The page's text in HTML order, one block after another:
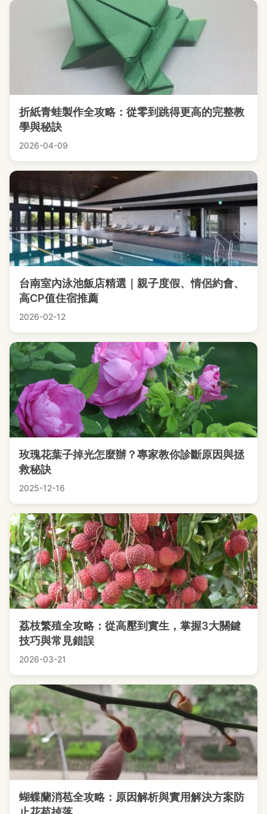
折紙青蛙製作全攻略：從零到跳得更高的完整教
學與秘訣
2026-04-09
台南室內泳池飯店精選｜親子度假、情侶約會、
高CP值住宿推薦
2026-02-12
玫瑰花葉子掉光怎麼辦？專家教你診斷原因與拯
救秘訣
2025-12-16
荔枝繁殖全攻略：從高壓到實生，掌握3大關鍵
技巧與常見錯誤
2026-03-21
蝴蝶蘭消苞全攻略：原因解析與實用解決方案防